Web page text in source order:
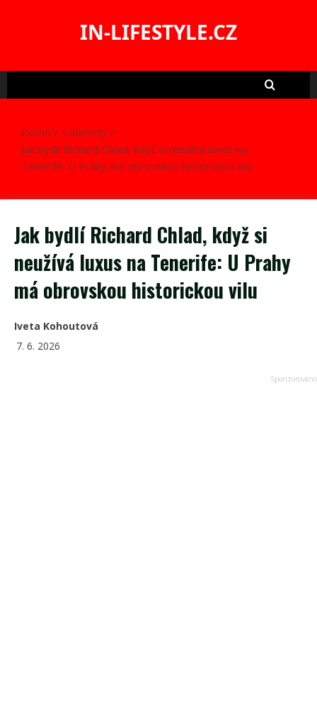
IN-LIFESTYLE.CZ
Domů
Celebrity
Jak bydlí Richard Chlad, když si neužívá luxus na
Tenerife: U Prahy má obrovskou historickou vilu
Jak bydlí Richard Chlad, když si
neužívá luxus na Tenerife: U Prahy
má obrovskou historickou vilu
Iveta Kohoutová
7. 6. 2026